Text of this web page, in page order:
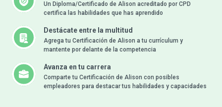
Un Diploma/Certificado de Alison acreditado por CPD
certifica las habilidades que has aprendido
Destácate entre la multitud
Agrega tu Certificación de Alison a tu currículum y
mantente por delante de la competencia
Avanza en tu carrera
Comparte tu Certificación de Alison con posibles
empleadores para destacar tus habilidades y capacidades